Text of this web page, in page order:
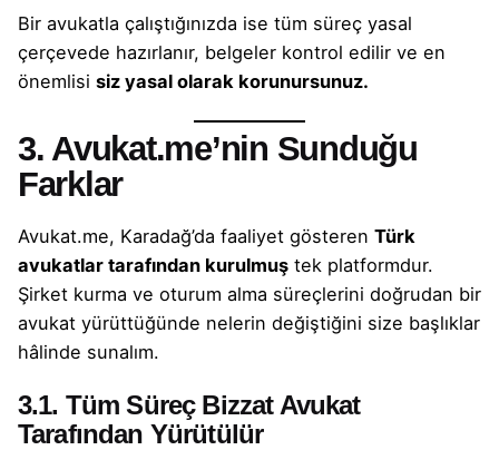
Bir avukatla çalıştığınızda ise tüm süreç yasal
çerçevede hazırlanır, belgeler kontrol edilir ve en
önemlisi siz yasal olarak korunursunuz.
3. Avukat.me’nin Sunduğu
Farklar
Avukat.me, Karadağ’da faaliyet gösteren Türk
avukatlar tarafından kurulmuş tek platformdur.
Şirket kurma ve oturum alma süreçlerini doğrudan bir
avukat yürüttüğünde nelerin değiştiğini size başlıklar
hâlinde sunalım.
3.1. Tüm Süreç Bizzat Avukat
Tarafından Yürütülür